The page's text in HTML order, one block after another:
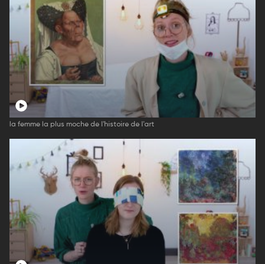
la femme la plus moche de l'histoire de l'art